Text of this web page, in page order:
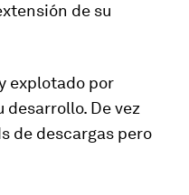
de su
explotado por
De vez
de descargas pero